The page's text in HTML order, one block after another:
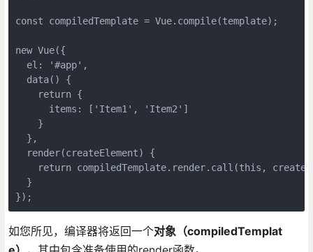
const compiledTemplate = Vue.compile(template);
new Vue({
  el: '#app',
  data() {
    return {
      items: ['Item1', 'Item2']
    }
  },
  render(createElement) {
return compiledTemplate.render.call(this,
  }
});
如您所见，编译器将返回一个对象（compiledTemplat